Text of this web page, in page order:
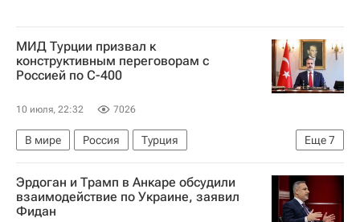
МИД Турции призвал к
конструктивным переговорам с
Россией по С-400
10 июля, 22:32 7026
Еще7
В мире Россия
Турция
Анкара (провинция)
Хакан Фидан
Дмитрий Песков
Дональд Трамп
С-400 «Триумф»
Эрдоган и Трамп в Анкаре обсудили
взаимодействие по Украине, заявил
Фидан